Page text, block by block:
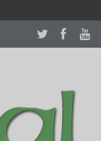
command with
perfectwatches.is
customer